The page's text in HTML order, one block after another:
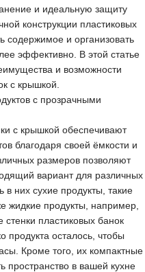
и идеальную защиту
конструкции пластиковых
содержимое и организовать
эффективно. В этой статье
и возможности
с крышкой.
с прозрачными
с крышкой обеспечивают
благодаря своей ёмкости и
размеров позволяют
вариант для различных
в них сухие продукты, такие
жидкие продукты, например,
пластиковых банок
продукта осталось, чтобы
Кроме того, их компактные
пространство в вашей кухне